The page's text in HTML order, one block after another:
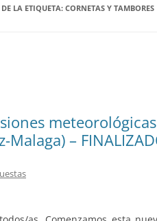
LA ETIQUETA: CORNETAS Y TAMBORES
Malaga) –